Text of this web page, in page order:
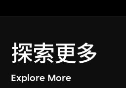
探索更多
Explore More